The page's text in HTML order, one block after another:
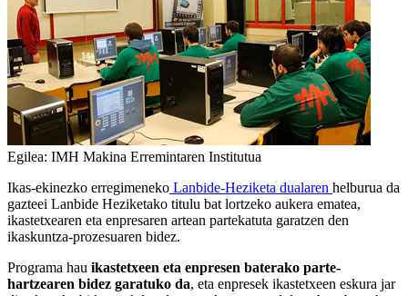
Egilea: IMH Makina Erremintaren Institutua
Ikas-ekinezko erregimeneko Lanbide-Heziketa dualaren helburua da
gazteei Lanbide Heziketako titulu bat lortzeko aukera ematea,
ikastetxearen eta enpresaren artean partekatuta garatzen den
ikaskuntza-prozesuaren bidez.
Programa hau ikastetxeen eta enpresen baterako parte-
hartzearen bidez garatuko da, eta enpresek ikastetxeen eskura jar